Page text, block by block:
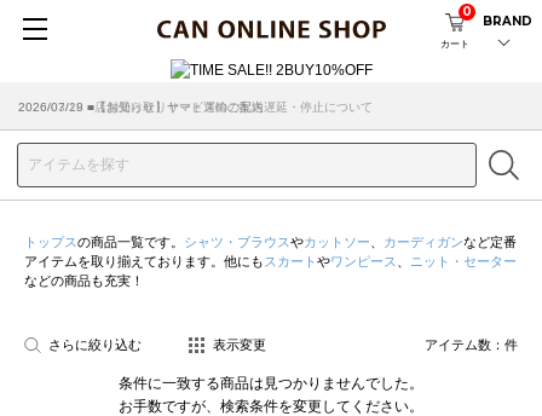
カート
0
BRAND
2026/07/29 ■【お知らせ】ヤマト運輸の配送遅延・停止について
2026/03/18 ■店舗受け取りサービスのご案内
トップスの商品一覧です。 シャツ・ブラウスやカットソー カーディガンなど定番
アイテムを取り揃えております。他にも スカート やワンピース
ニット・セーター
などの商品も充実！
さらに絞り込む 表示変更 アイテム数： 件
条件に一致する商品は見つかりませんでした。
お手数ですが、検索条件を変更してください。